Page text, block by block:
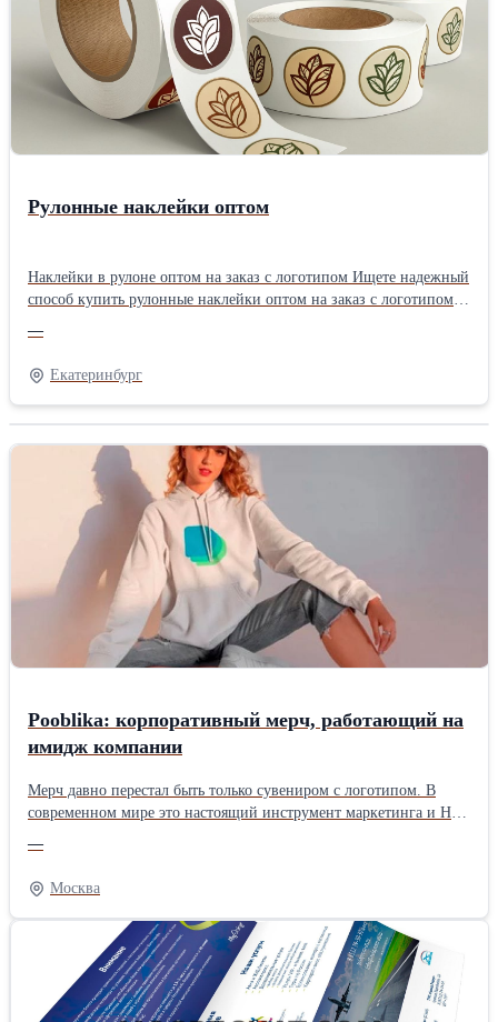
Рулонные наклейки оптом
Наклейки в рулоне оптом на заказ с логотипом Ищете надежный
способ купить рулонные наклейки оптом на заказ с логотипом?
этикеток любого формата — для бизнеса, рекламы, упаковки,
творчества и персонального использования.
—
Екатеринбург
Pooblika: корпоративный мерч, работающий на
имидж компании
Мерч давно перестал быть только сувениром с логотипом. В
современном мире это настоящий инструмент маркетинга и HR,
персоналом и партнерами, наращивать узнаваемость компании и
развивать корпоративную культуру. Pooblika уже 10 лет
превращает мерч в важнейший актив бизнеса – от идеи и
дизайна до изготовления и доставки заказчику. Для
эффективного развития бизнеса и наращивания доверия со
стороны клиентов и деловых партнеров компания предлагает
брендированная одежда Москва и другую продукцию
исключительного качества. Что создает Pooblika Pooblika
—
Москва